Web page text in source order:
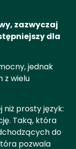
zazwyczaj
dla
jednak
z wielu
prosty język:
Taką, która
do
pozwala